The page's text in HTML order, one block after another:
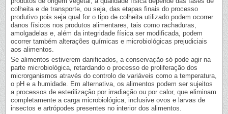
colheita e de transporte, ou seja, das etapas finais do processo
produtivo pois seja qual for o tipo de colheita utilizado podem ocorrer
danos físicos nos produtos alimentares, tais como rachaduras,
amolgadelas e, além da integridade física ser modificada, podem
ocorrer também alterações químicas e microbiológicas prejudiciais
aos alimentos.
Se alimentos estiverem danificados, a conservação só pode agir na
parte microbiológica, retardando o processo de proliferação dos
microrganismos através do controlo de variáveis como a temperatura,
o pH e a humidade. Em alternativa, os alimentos podem ser sujeitos
a processos de esterilização por irradiação ou por calor, que eliminam
completamente a carga microbiológica, inclusive ovos e larvas de
insectos e artrópodes presentes no interior dos alimentos.